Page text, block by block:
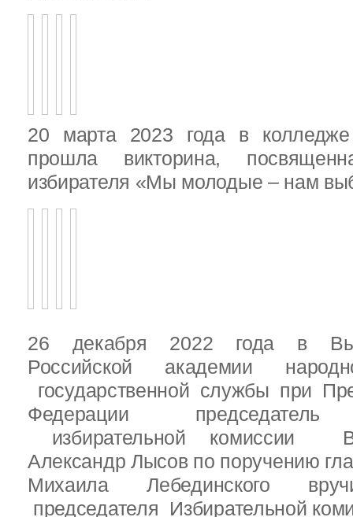
20 марта 2023 года в колледже
прошла викторина,
избирателя «Мы молодые – нам
26 декабря 2022 года в
Российской академии
государственной службы при
Федерации председатель
избирательной комиссии
Александр Лысов по поручению
Михаила Лебединского
председателя Избирательной